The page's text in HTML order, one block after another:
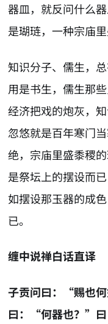
器皿，就反问什么
是瑚琏，一种宗庙
知识分子、儒生，
用是书生，儒生那
经济把戏的炮灰，
忽悠就是百年寒门
绝，宗庙里盛黍稷
是祭坛上的摆设而
如摆设那玉器的成
已。
缠中说禅白话直译
子贡问曰：“赐也
曰：“何器也？”